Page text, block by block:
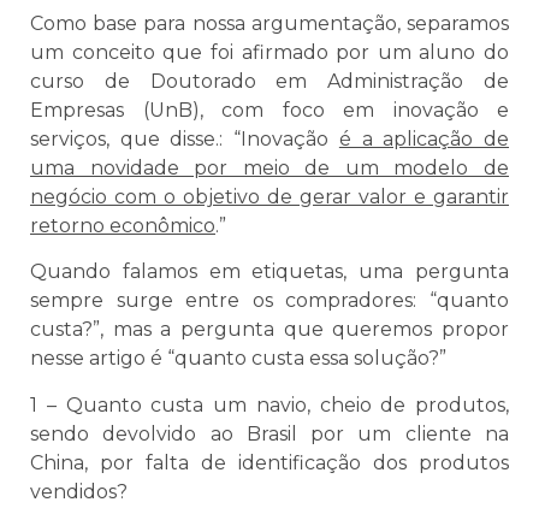
Como base para nossa argumentação, separamos
um conceito que foi afirmado por um aluno do
curso de Doutorado em Administração de
Empresas (UnB), com foco em inovação e
serviços, que disse.: “Inovação é a aplicação de
uma novidade por meio de um modelo de
negócio com o objetivo de gerar valor e garantir
retorno econômico.”
Quando falamos em etiquetas, uma pergunta
sempre surge entre os compradores: “quanto
custa?”, mas a pergunta que queremos propor
nesse artigo é “quanto custa essa solução?”
1 – Quanto custa um navio, cheio de produtos,
sendo devolvido ao Brasil por um cliente na
China, por falta de identificação dos produtos
vendidos?